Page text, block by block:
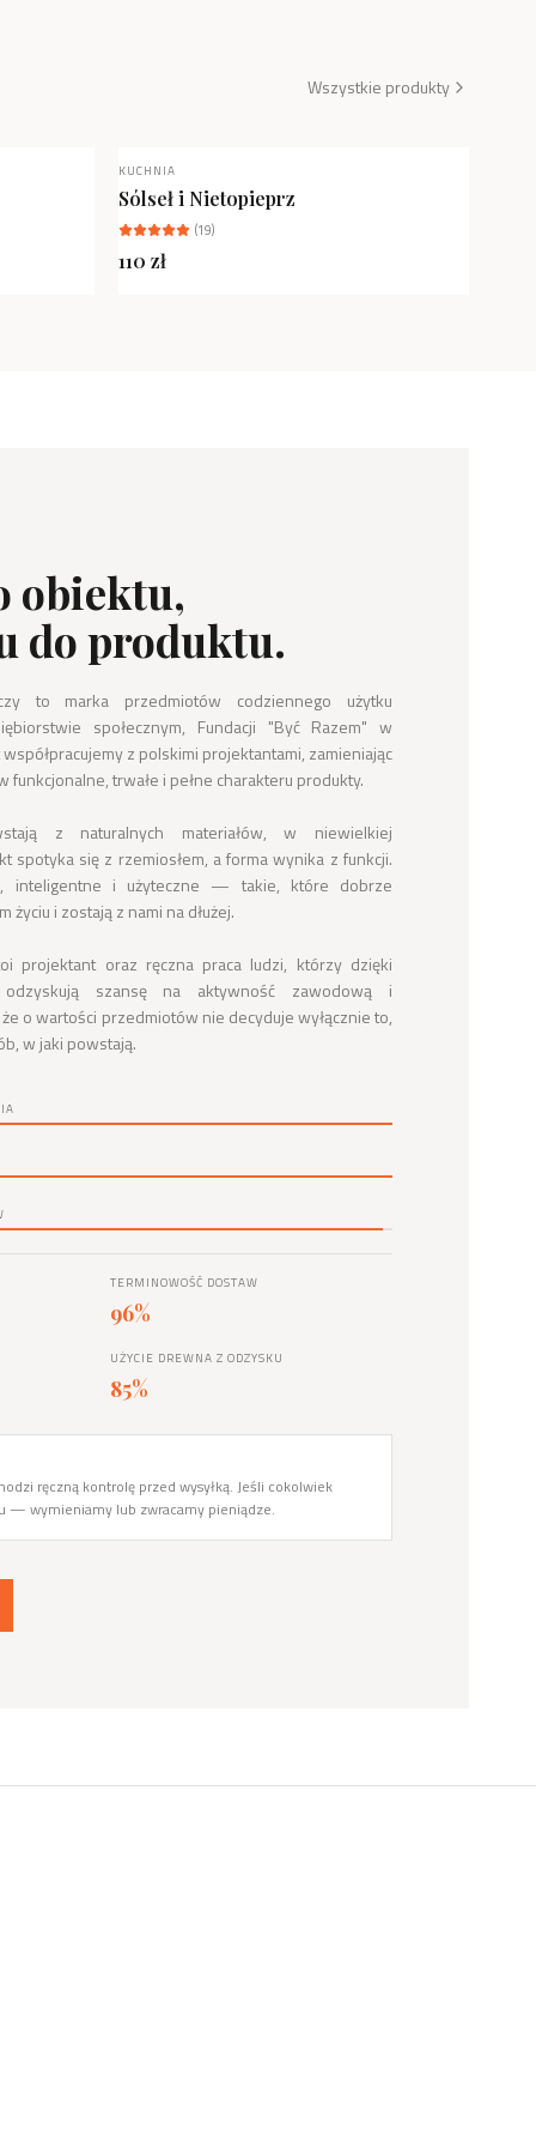
Wszystkie produkty
NOWOŚĆ
KUCHNIA
Sólseł i Nietopieprz
(19)
110 zł
obiektu,
do produktu.
to marka przedmiotów codziennego użytku
społecznym, Fundacji "Być Razem" w
z polskimi projektantami, zamieniając
funkcjonalne, trwałe i pełne charakteru produkty.
z naturalnych materiałów, w niewielkiej
spotyka się z rzemiosłem, a forma wynika z funkcji.
inteligentne i użyteczne — takie, które dobrze
życiu i zostają z nami na dłużej.
projektant oraz ręczna praca ludzi, którzy dzięki
szansę na aktywność zawodową i
o wartości przedmiotów nie decyduje wyłącznie to,
w jaki powstają.
TERMINOWOŚĆ DOSTAW
96%
UŻYCIE DREWNA Z ODZYSKU
85%
ręczną kontrolę przed wysyłką. Jeśli cokolwiek
— wymieniamy lub zwracamy pieniądze.